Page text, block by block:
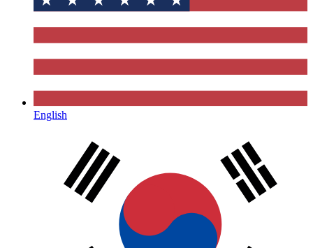
English